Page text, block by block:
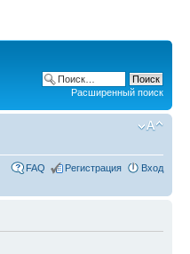
Расширенный поиск
FAQ Регистрация Вход